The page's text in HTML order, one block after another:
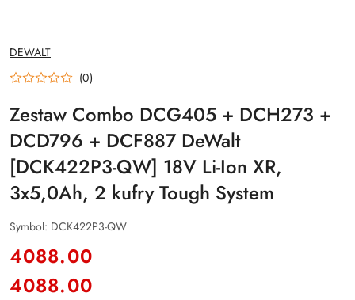
NAZWA
PRODUCENTA:
DEWALT
(0)
Zestaw Combo DCG405 + DCH273 +
DCD796 + DCF887 DeWalt
[DCK422P3-QW] 18V Li-Ion XR,
3x5,0Ah, 2 kufry Tough System
Symbol: DCK422P3-QW
cena:
4088.00
Cena:
4088.00